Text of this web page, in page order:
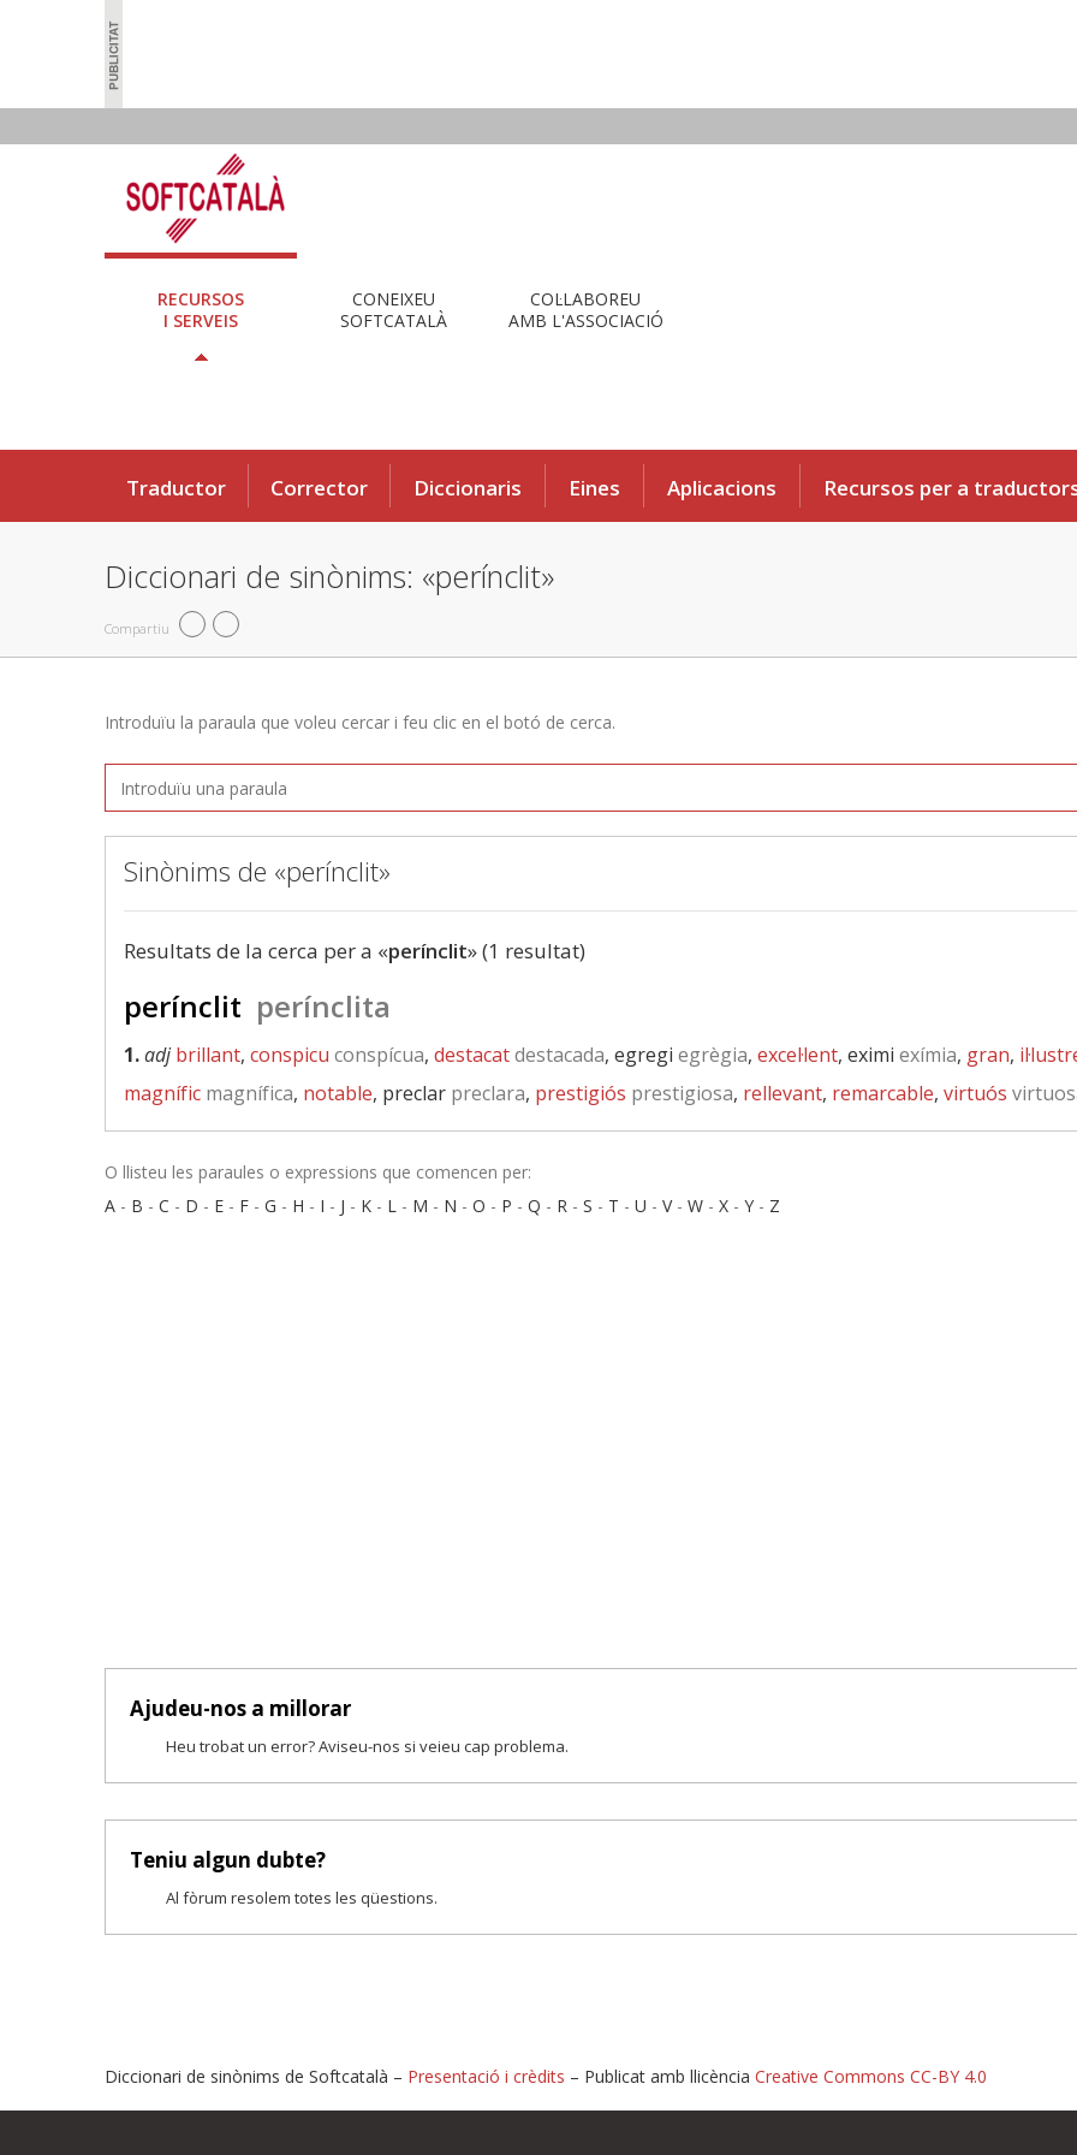
RECURSOS
I SERVEIS
CONEIXEU
SOFTCATALÀ
COL·LABOREU
AMB L'ASSOCIACIÓ
Traductor Corrector Diccionaris Eines Aplicacions Recursos per a
Diccionari de sinònims: «perínclit»
Compartiu
Introduïu la paraula que voleu cercar i feu clic en el botó de cerca.
Sinònims de «perínclit»
Resultats de la cerca per a «perínclit» (1 resultat)
perínclit perínclita
1.adj brillant, conspicu conspícua, destacatdestacada, egregi egrègia, excel·lent, eximi exímia, gran,
magnífic magnífica, notable, preclar preclara, prestigiós prestigiosa, rellevant, remarcable, virtuós
O llisteu les paraules o expressions que comencen per:
A - B - C - D - E - F - G - H - I - J - K - L - M - N - O - P - Q - R - S - T - U - V- W - X - Y - Z
Ajudeu-nos a millorar
Heu trobat un error? Aviseu-nos si veieu cap problema.
Teniu algun dubte?
Al fòrum resolem totes les qüestions.
Diccionari de sinònims de Softcatalà – Presentació i crèdits – Publicat amb llicència Creative Commons CC-BY 4.0